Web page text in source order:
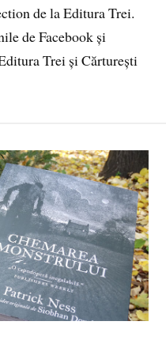
de la Editura Trei.
de Facebook și
Trei și Cărturești